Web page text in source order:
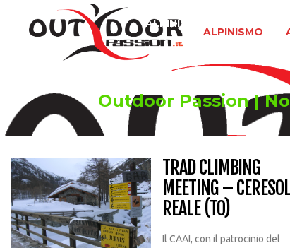
ALPINISMO
ALPINISMO
Outdoor Passion |
TRAD CLIMBING
MEETING –
REALE (TO)
Il CAAI, con il patrocinio del